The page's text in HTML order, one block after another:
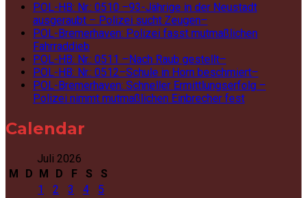
POL-HB: Nr.: 0510 –93-Jährige in der Neustadt
ausgeraubt – Polizei sucht Zeugen–
POL-Bremerhaven: Polizei fasst mutmaßlichen
Fahrraddieb
POL-HB: Nr.: 0511 –Nach Raub gestellt–
POL-HB: Nr.: 0512–Schule in Horn beschmiert–
POL-Bremerhaven: Schneller Ermittlungserfolg –
Polizei nimmt mutmaßlichen Einbrecher fest
Calendar
Juli 2026
M
D M D F S
S
1
2 3 4
5